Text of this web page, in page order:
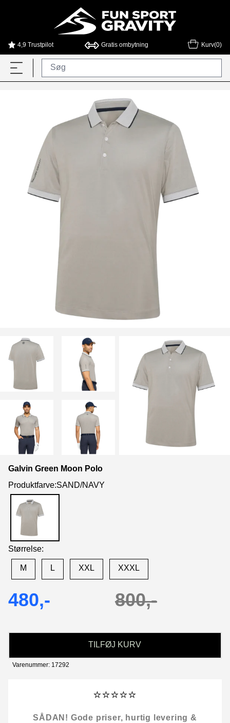
4,9 Trustpilot Gratis ombytning Kurv(0)
Galvin Green Moon Polo
Produktfarve:SAND/NAVY
Størrelse:
M L XXL XXXL
480,- 800,-
TILFØJ KURV
Varenummer: 17292
⭐⭐⭐⭐⭐
SÅDAN! Gode priser, hurtig levering &